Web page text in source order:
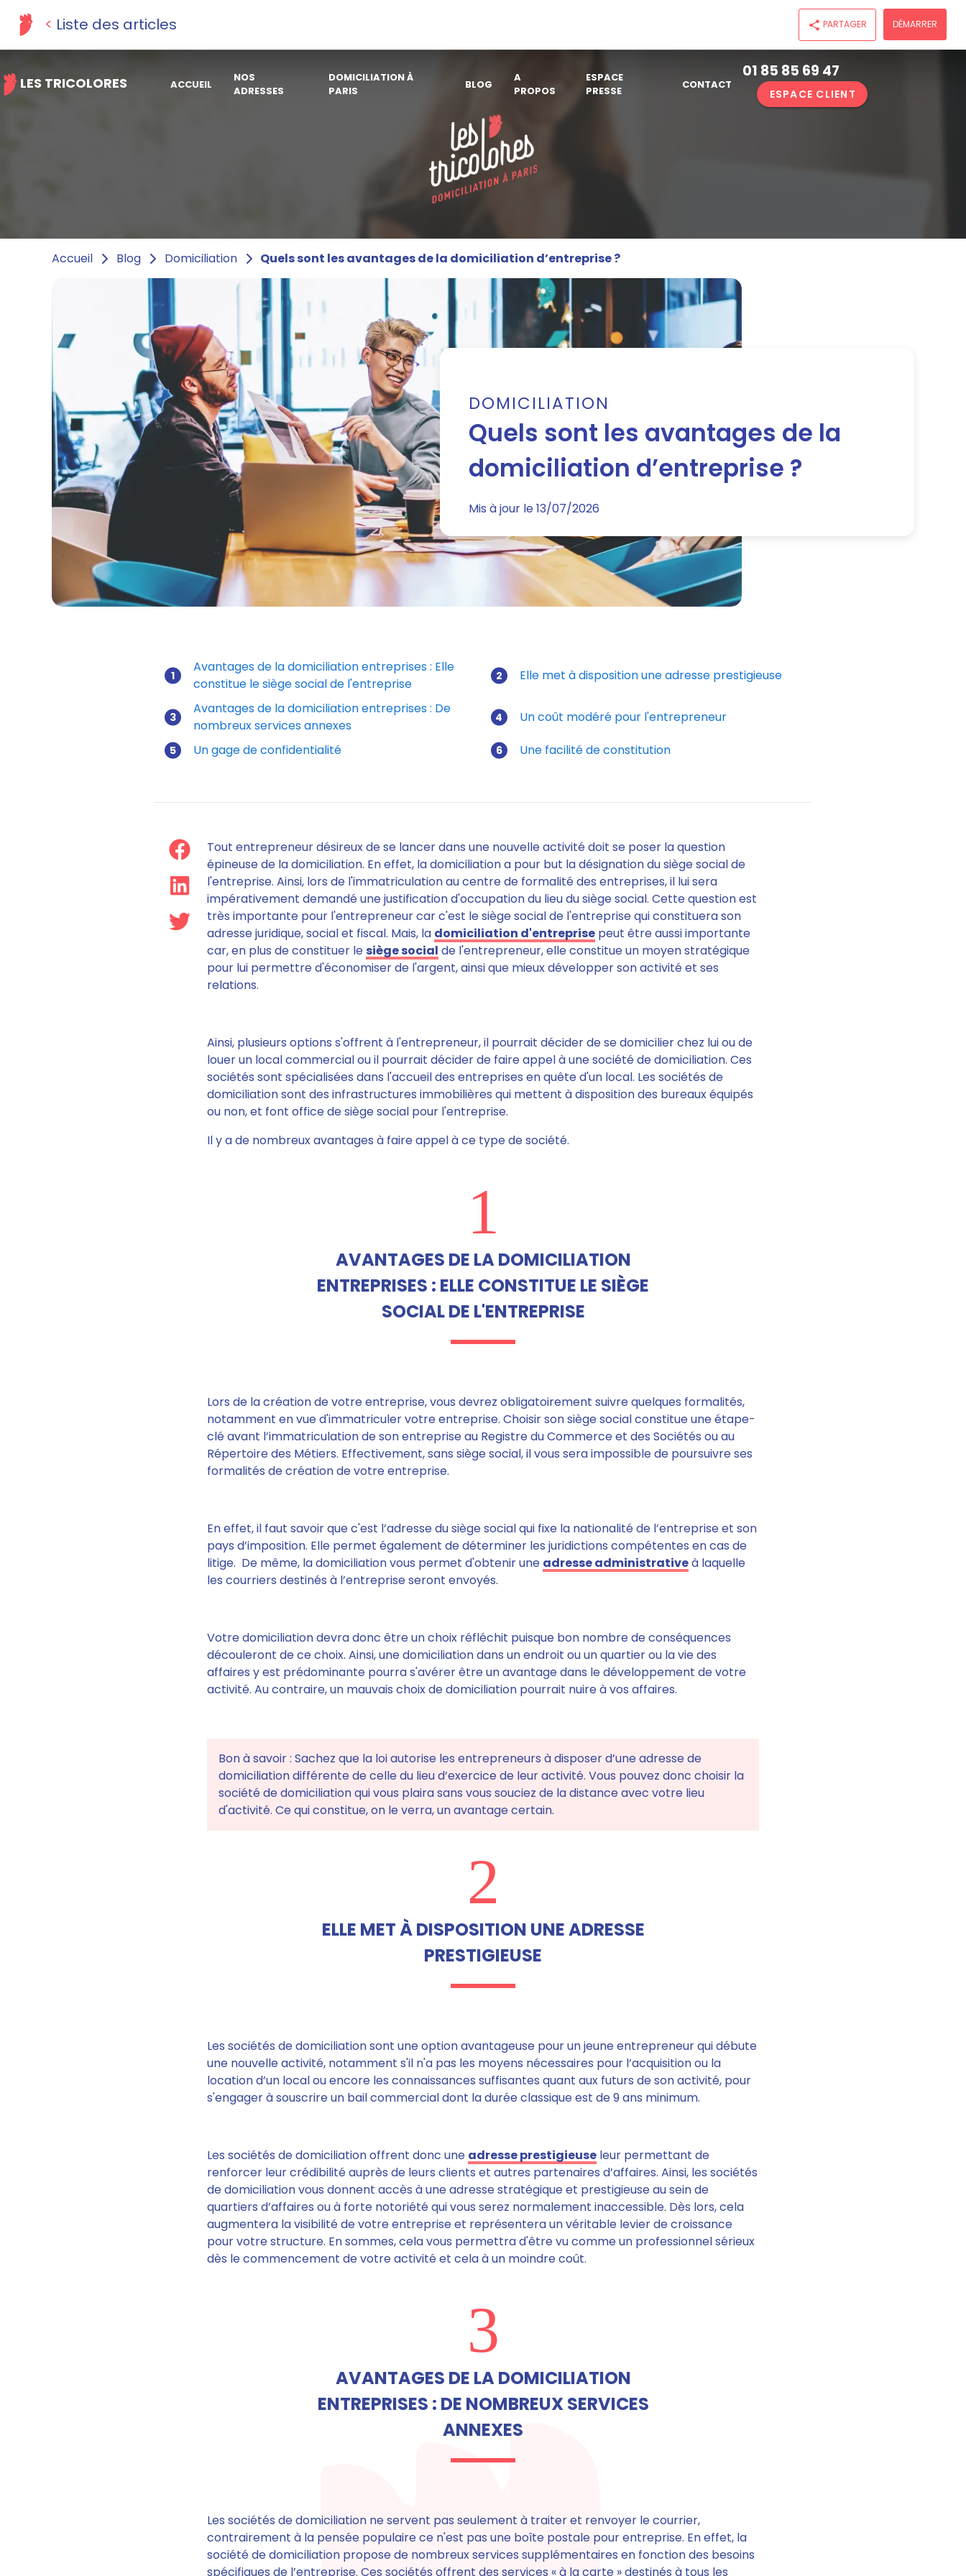
LES TRICOLORES ACCUEIL
NOS
ADRESSES
DOMICILIATION À
PARIS
BLOG
A
PROPOS
ESPACE
PRESSE
CONTACT
01 85 85 69 47
ESPACE CLIENT
Liste des articles share PARTAGER DÉMARRER
Accueil Blog Domiciliation Quels sont les avantages de la domiciliation d’entreprise ?
DOMICILIATION
Quels sont les avantages de la
domiciliation d’entreprise ?
Mis à jour le 13/07/2026
Avantages de la domiciliation entreprises : Elle
constitue le siège social de l'entreprise
Elle met à disposition une adresse prestigieuse
Avantages de la domiciliation entreprises : De
nombreux services annexes
Un coût modéré pour l'entrepreneur
Un gage de confidentialité
Une facilité de constitution
Tout entrepreneur désireux de se lancer dans une nouvelle activitédoit se poser la question
épineuse de la domiciliation. En effet, la domiciliation a pour but la désignation du siège social de
l'entreprise. Ainsi, lors de l'immatriculation au centre de formalité des entreprises, il lui sera
impérativement demandé une justification d'occupation du lieu du siège social. Cette question est
très importante pour l'entrepreneur car c'est le siège social de l'entreprise qui constituera son
adresse juridique, social et fiscal. Mais, la domiciliation d'entreprise peut être aussi importante
car, en plus de constituer le siège social de l'entrepreneur,elle constitue un moyen stratégique
pour lui permettre d'économiser de l'argent, ainsi que mieux développer son activité et ses
relations.
Ainsi, plusieurs options s'offrent à l'entrepreneur,il pourrait décider de se domicilier chez lui ou de
louer un local commercial ou il pourrait décider de faire appel à une société de domiciliation. Ces
sociétés sont spécialisées dans l'accueil des entreprises en quête d'un local. Les sociétés de
domiciliation sont des infrastructures immobilières qui mettent à disposition des bureaux équipés
ou non, et font office de siège social pour l'entreprise.
Il y a de nombreux avantages à faire appel à ce type de société.
1
AVANTAGES DE LA DOMICILIATION
ENTREPRISES : ELLE CONSTITUE LE SIÈGE
SOCIAL DE L'ENTREPRISE
Lors de la création de votre entreprise, vous devrez obligatoirement suivre quelques formalités,
notamment en vue d'immatriculer votre entreprise. Choisir son siège social constitue une étape-
clé avant l’immatriculationde son entreprise au Registre du Commerce et des Sociétés ou au
Répertoire des Métiers. Effectivement, sans siège social, il vous sera impossible de poursuivre ses
formalités de création de votre entreprise.
En effet, il faut savoir quec'est l’adresse du siège social qui fixe la nationalité de l’entreprise et son
pays d’imposition. Elle permet également de déterminer les juridictions compétentes en cas de
litige. De même, la domiciliation vous permet d'obtenir une adresse administrativeà laquelle
les courriers destinés à l’entreprise seront envoyés.
Votre domiciliationdevra donc être un choix réfléchit puisque bon nombre de conséquences
découleront de ce choix. Ainsi, une domiciliationdans un endroit ou un quartier ou la vie des
affaires y est prédominante pourra s'avérer être un avantage dans le développement de votre
activité. Au contraire, un mauvais choix de domiciliation pourrait nuire à vos affaires.
Bon à savoir : Sachez que la loi autorise les entrepreneurs à disposer d’une adresse de
domiciliation différente de celle du lieu d’exercice de leur activité. Vous pouvez donc choisir la
société de domiciliation qui vous plaira sans vous souciez de la distance avec votre lieu
d'activité. Ce qui constitue, on le verra, un avantage certain.
2
ELLE MET À DISPOSITION UNE ADRESSE
PRESTIGIEUSE
Les sociétés de domiciliation sont une option avantageuse pour un jeune entrepreneur qui débute
une nouvelle activité, notamment s'il n'a pas les moyens nécessaires pour l’acquisition ou la
location d’un local ou encore les connaissances suffisantes quant aux futurs de son activité, pour
s'engager à souscrire un bail commercial dont la durée classique est de 9 ans minimum.
Les sociétés de domiciliation offrent donc une adresse prestigieuse leur permettant de
renforcer leur crédibilité auprès de leurs clients et autres partenaires d’affaires. Ainsi, les sociétés
de domiciliation vous donnent accès à une adresse stratégique et prestigieuse au sein de
quartiers d’affaires ou à forte notoriété qui vous serez normalement inaccessible. Dès lors, cela
augmentera la visibilitéde votre entreprise et représentera un véritable levier de croissance
pour votre structure. En sommes, cela vous permettra d'être vu comme un professionnel sérieux
dès le commencement de votre activité et cela à un moindre coût.
3
AVANTAGES DE LA DOMICILIATION
ENTREPRISES : DE NOMBREUX SERVICES
ANNEXES
Les sociétés de domiciliation ne servent pas seulement à traiter et renvoyer le courrier,
contrairement à la pensée populaire ce n'est pas une boîte postale pour entreprise. En effet, la
société de domiciliation proposede nombreux services supplémentaires en fonction des besoins
spécifiques de l’entreprise. Ces sociétés offrent des services « à la carte » destinés à tous les